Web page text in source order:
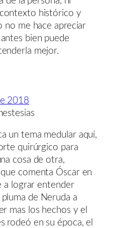
histórico y
no me hace apreciar
bien puede
mejor.
2018
un tema medular aquí,
quirúrgico para
cosa de otra,
comenta Óscar en
a lograr entender
de Neruda a
mas los hechos y el
rodeó en su época, el